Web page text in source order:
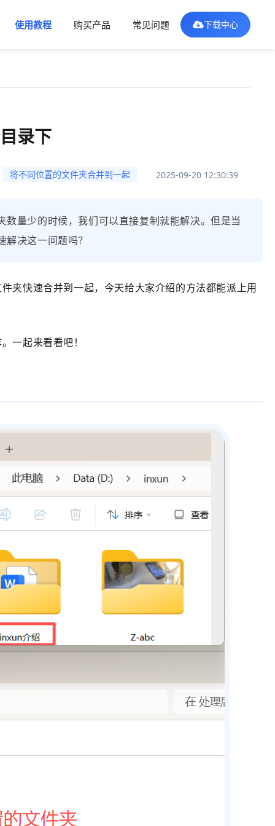
使用教程 购买产品 常见问题 下载中心
录下
将不同位置的文件夹合并到一起 2025-09-20 12:30:39
量少的时候，我们可以直接复制就能解决。但是当
决这一问题吗？
夹快速合并到一起，今天给大家介绍的方法都能派上用
一起来看看吧！